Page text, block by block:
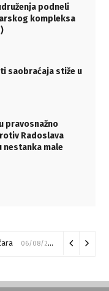
podneli
kompleksa
saobraćaja stiže u
pravosnažno
Radoslava
nestanka male
06/08/2026